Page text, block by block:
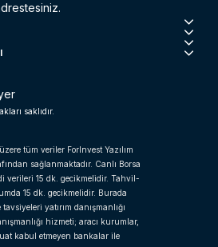
saklıdır.
tüm veriler ForInvest Yazılım
sağlanmaktadır. Canlı Borsa
verileri 15 dk. gecikmelidir. Tahvil-
15 dk. gecikmelidir. Burada
yatırım danışmanlığı
hizmeti; aracı kurumlar,
kabul etmeyen bankalar ile